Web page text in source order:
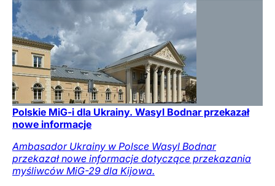
Polskie MiG-i dla Ukrainy. Wasyl Bodnar przekazał
nowe informacje
Ambasador Ukrainy w Polsce Wasyl Bodnar
przekazał nowe informacje dotyczące przekazania
myśliwców MiG-29 dla Kijowa.